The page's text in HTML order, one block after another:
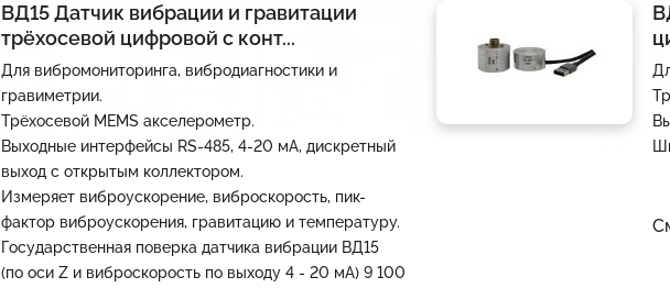
ВД15 Датчик вибрации и гравитации
трёхосевой цифровой с конт...
Для вибромониторинга, вибродиагностики и
гравиметрии.
Трёхосевой MEMS акселерометр.
Выходные интерфейсы RS-485, 4-20 мА, дискретный
выход с открытым коллектором.
Измеряет виброускорение, виброскорость, пик-
фактор виброускорения, гравитацию и температуру.
Государственная поверка датчика вибрации ВД15
(по оси Z и виброскорость по выходу 4 - 20 мА) 9 100